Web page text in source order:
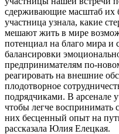
сдерживающие масштаб их
участница узнала, какие
мешают жить в мире
потенциал на благо мира
балансировки
предпринимателям по-
реагировать на внешние
плодотворное
подрядчиками. В арсенале
чтобы легче
них бесценный опыт на
рассказала Юлия Елецкая.